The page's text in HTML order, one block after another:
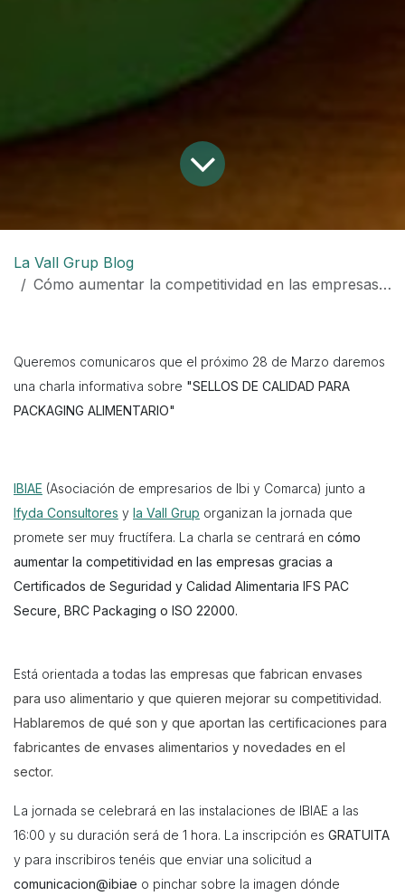
La Vall Grup Blog
Cómo aumentar la competitividad en las empresas gracias a los sellos de calidad
Queremos comunicaros que el próximo 28 de Marzo daremos
una charla informativa sobre "SELLOS DE CALIDAD PARA
PACKAGING ALIMENTARIO"
IBIAE (Asociación de empresarios de Ibi y Comarca) junto a
Ifyda Consultores y la Vall Grup organizan la jornada que
promete ser muy fructífera. La charla se centrará en cómo
aumentar la competitividad en las empresas gracias a
Certificados de Seguridad y Calidad Alimentaria IFS PAC
Secure, BRC Packaging o ISO 22000.
Está orientada a todas las empresas que fabrican envases
para uso alimentario y que quieren mejorar su competitividad.
Hablaremos de qué son y que aportan las certificaciones para
fabricantes de envases alimentarios y novedades en el
sector.
La jornada se celebrará en las instalaciones de IBIAE a las
16:00 y su duración será de 1 hora. La inscripción es GRATUITA
y para inscribiros tenéis que enviar una solicitud a
comunicacion@ibiae o pinchar sobre la imagen dónde